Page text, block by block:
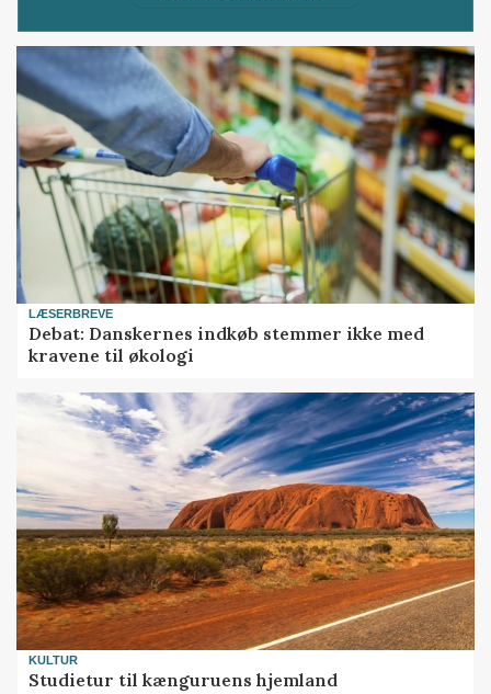
LÆSERBREVE
Debat: Danskernes indkøb stemmer ikke med
kravene til økologi
KULTUR
Studietur til kænguruens hjemland